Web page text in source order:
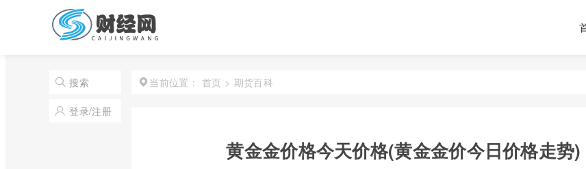
搜索
登录/注册
当前位置： 首页 > 期货百科
黄金金价格今天价格(黄金金价今日价格走势)